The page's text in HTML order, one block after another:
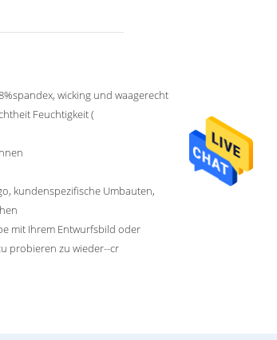
wicking und waagerecht
Feuchtigkeit (
kundenspezifische Umbauten,
mit Ihrem Entwurfsbild oder
probieren zu wieder--cr